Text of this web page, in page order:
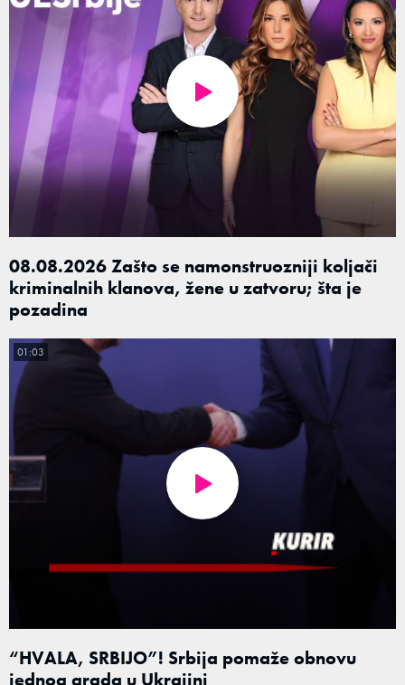
08.08.2026 Zašto se namonstruozniji koljači
kriminalnih klanova, žene u zatvoru; šta je
pozadina
“HVALA, SRBIJO”! Srbija pomaže obnovu
jednog grada u Ukrajini
01:03